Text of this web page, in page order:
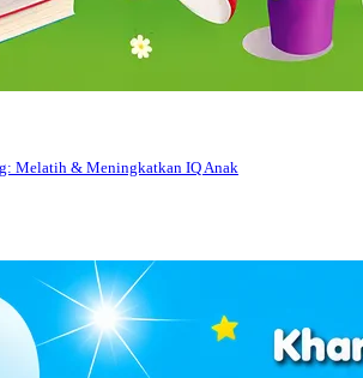
Melatih & Meningkatkan IQ Anak